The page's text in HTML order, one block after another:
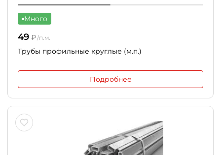
Много
49 ₽/п.м.
Трубы профильные круглые (м.п.)
Подробнее